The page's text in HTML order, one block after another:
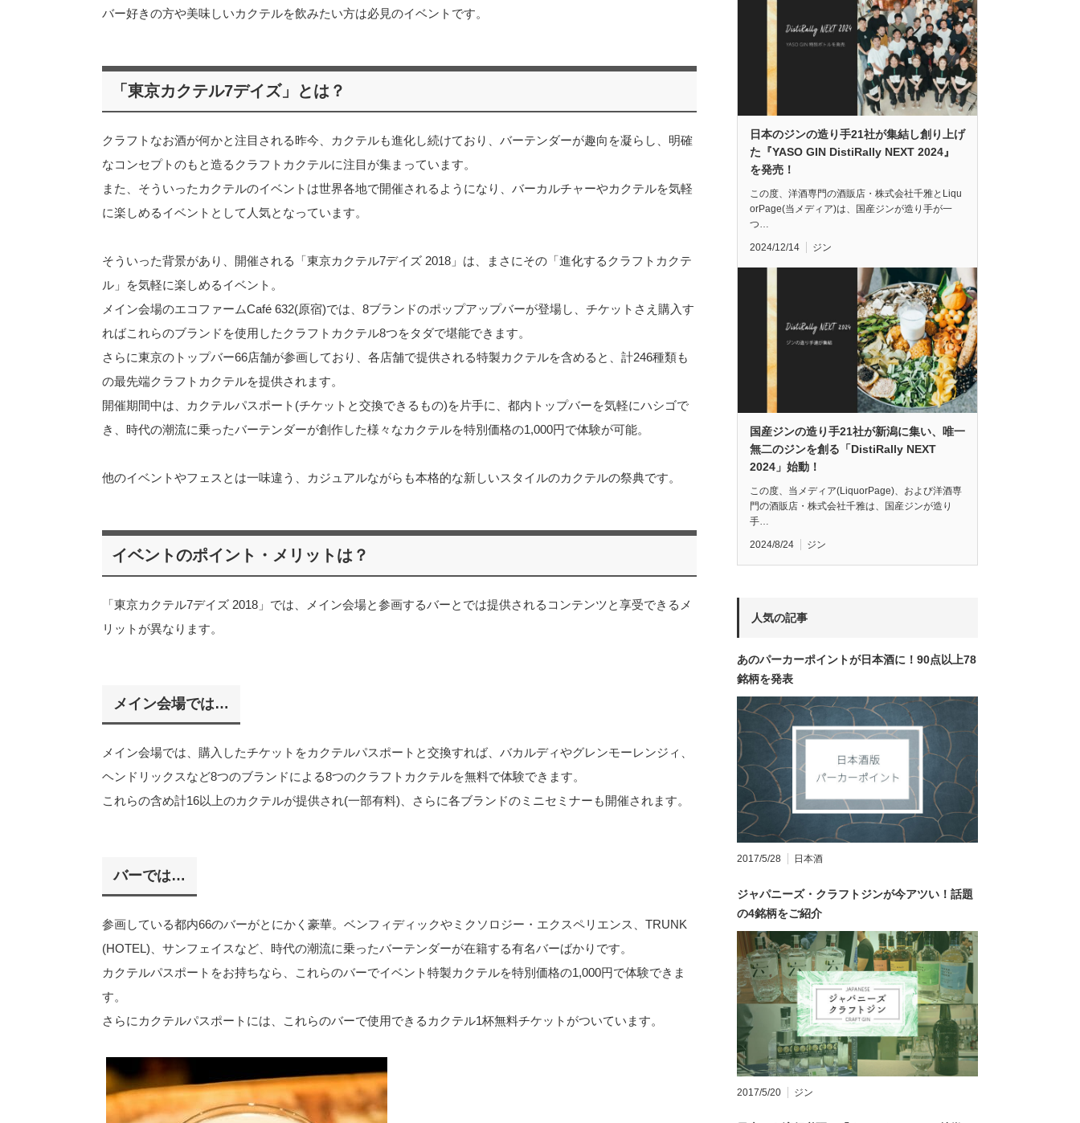
バー好きの方や美味しいカクテルを飲みたい方は必見のイベントです。
「東京カクテル7デイズ」とは？
クラフトなお酒が何かと注目される昨今、カクテルも進化し続けており、バーテンダーが趣向を凝らし、明確
なコンセプトのもと造るクラフトカクテルに注目が集まっています。
また、そういったカクテルのイベントは世界各地で開催されるようになり、バーカルチャーやカクテルを気軽
に楽しめるイベントとして人気となっています。
そういった背景があり、開催される「東京カクテル7デイズ 2018」は、まさにその「進化するクラフトカクテ
ル」を気軽に楽しめるイベント。
メイン会場のエコファームCafé 632(原宿)では、8ブランドのポップアップバーが登場し、チケットさえ購入す
ればこれらのブランドを使用したクラフトカクテル8つをタダで堪能できます。
さらに東京のトップバー66店舗が参画しており、各店舗で提供される特製カクテルを含めると、計246種類も
の最先端クラフトカクテルを提供されます。
開催期間中は、カクテルパスポート(チケットと交換できるもの)を片手に、都内トップバーを気軽にハシゴで
き、時代の潮流に乗ったバーテンダーが創作した様々なカクテルを特別価格の1,000円で体験が可能。
他のイベントやフェスとは一味違う、カジュアルながらも本格的な新しいスタイルのカクテルの祭典です。
イベントのポイント・メリットは？
「東京カクテル7デイズ 2018」では、メイン会場と参画するバーとでは提供されるコンテンツと享受できるメ
リットが異なります。
メイン会場では…
メイン会場では、購入したチケットをカクテルパスポートと交換すれば、バカルディやグレンモーレンジィ、
ヘンドリックスなど8つのブランドによる8つのクラフトカクテルを無料で体験できます。
これらの含め計16以上のカクテルが提供され(一部有料)、さらに各ブランドのミニセミナーも開催されます。
バーでは…
参画している都内66のバーがとにかく豪華。ベンフィディックやミクソロジー・エクスペリエンス、TRUNK
(HOTEL)、サンフェイスなど、時代の潮流に乗ったバーテンダーが在籍する有名バーばかりです。
カクテルパスポートをお持ちなら、これらのバーでイベント特製カクテルを特別価格の1,000円で体験できま
す。
さらにカクテルパスポートには、これらのバーで使用できるカクテル1杯無料チケットがついています。
日本のジンの造り手21社が集結し創り上げ
た『YASO GIN DistiRally NEXT 2024』
を発売！
この度、洋酒専門の酒販店・株式会社千雅とLiqu
orPage(当メディア)は、国産ジンが造り手が一
つ…
2024/12/14 ジン
国産ジンの造り手21社が新潟に集い、唯一
無二のジンを創る「DistiRally NEXT
2024」始動！
この度、当メディア(LiquorPage)、および洋酒専
門の酒販店・株式会社千雅は、国産ジンが造り
手…
2024/8/24 ジン
人気の記事
あのパーカーポイントが日本酒に！90点以上78
銘柄を発表
2017/5/28 日本酒
ジャパニーズ・クラフトジンが今アツい！話題
の4銘柄をご紹介
2017/5/20 ジン